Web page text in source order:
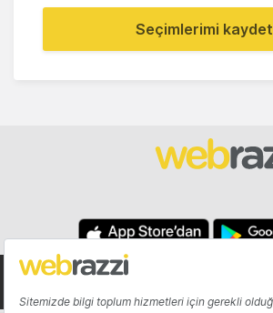
Seçimlerimi kaydet